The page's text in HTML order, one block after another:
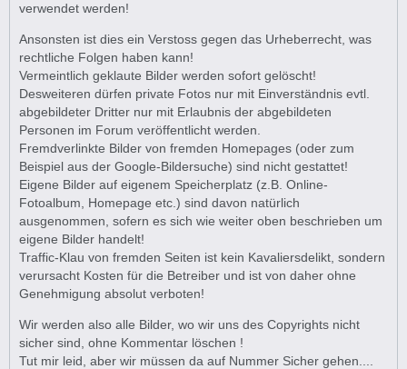
verwendet werden!
Ansonsten ist dies ein Verstoss gegen das Urheberrecht, was
rechtliche Folgen haben kann!
Vermeintlich geklaute Bilder werden sofort gelöscht!
Desweiteren dürfen private Fotos nur mit Einverständnis evtl.
abgebildeter Dritter nur mit Erlaubnis der abgebildeten
Personen im Forum veröffentlicht werden.
Fremdverlinkte Bilder von fremden Homepages (oder zum
Beispiel aus der Google-Bildersuche) sind nicht gestattet!
Eigene Bilder auf eigenem Speicherplatz (z.B. Online-
Fotoalbum, Homepage etc.) sind davon natürlich
ausgenommen, sofern es sich wie weiter oben beschrieben um
eigene Bilder handelt!
Traffic-Klau von fremden Seiten ist kein Kavaliersdelikt, sondern
verursacht Kosten für die Betreiber und ist von daher ohne
Genehmigung absolut verboten!
Wir werden also alle Bilder, wo wir uns des Copyrights nicht
sicher sind, ohne Kommentar löschen !
Tut mir leid, aber wir müssen da auf Nummer Sicher gehen....